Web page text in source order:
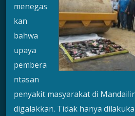
menegas
kan
bahwa
upaya
pembera
ntasan
penyakit masyarakat di
digalakkan. Tidak hanya